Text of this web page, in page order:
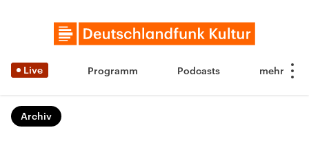
Live Programm Podcasts
Archiv